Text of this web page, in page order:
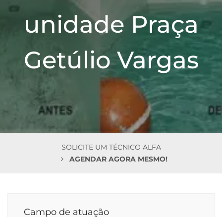
unidade Praça
Getúlio Vargas
SOLICITE UM TÉCNICO ALFA
AGENDAR AGORA MESMO!
Campo de atuação